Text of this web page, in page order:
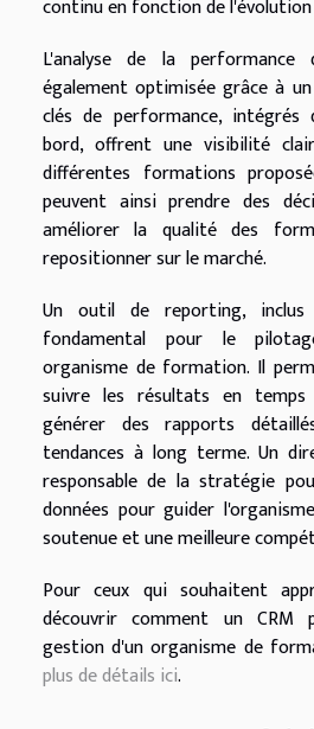
continu en fonction de l'évolution
L'analyse de la
également optimisée grâce à
clés de performance, intégrés
bord, offrent une visibilité
différentes formations
peuvent ainsi prendre des
améliorer la qualité des
repositionner sur le marché.
Un outil de reporting,
fondamental pour le
organisme de formation. Il
suivre les résultats en
générer des rapports
tendances à long terme. Un
responsable de la stratégie
données pour guider
soutenue et une meilleure
Pour ceux qui souhaitent
découvrir comment un
gestion d'un organisme de
plus de détails ici.